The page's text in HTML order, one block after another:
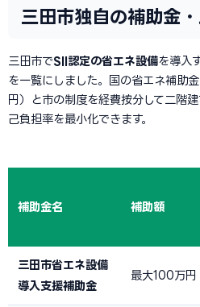
三田市独自の補助金
三田市でSII認定の省エネ設備を導入
を一覧にしました。国の省エネ補助
円）と市の制度を経費按分して二階
己負担率を最小化できます。
補助金名 補助額
三田市省エネ設備
導入支援補助金
最大100万円